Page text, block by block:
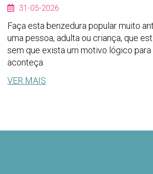
31-05-2026
Faça esta benzedura popular muito
uma pessoa, adulta ou criança, que
sem que exista um motivo lógico para
aconteça
VER MAIS